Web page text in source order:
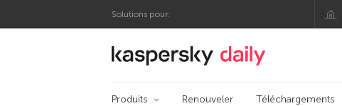
Solutions pour:
Blog officiel de Kaspersky
Produits Renouveler Téléchargements